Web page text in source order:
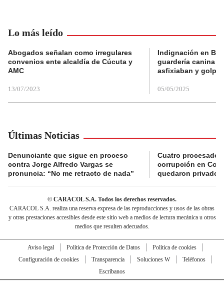
Lo más leído
Abogados señalan como irregulares
convenios ente alcaldía de Cúcuta y
AMC
13/07/2023
Indignación en
guardería canina
asfixiaban y
05/05/2025
Últimas Noticias
Denunciante que sigue en proceso
contra Jorge Alfredo Vargas se
pronuncia: “No me retracto de nada”
Cuatro
corrupción en
quedaron
© CARACOL S.A. Todos los derechos reservados.
CARACOL S.A. realiza una reserva expresa de las reproducciones y usos de las obras
y otras prestaciones accesibles desde este sitio web a medios de lectura mecánica u otros
medios que resulten adecuados.
Aviso legal Política de Protección de Datos
Política de cookies
Configuración de cookies
Transparencia Soluciones W
Teléfonos
Escríbanos